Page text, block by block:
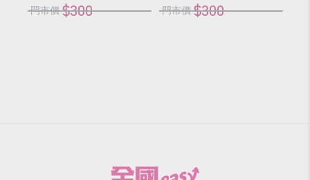
門市價 $300 門市價 $300